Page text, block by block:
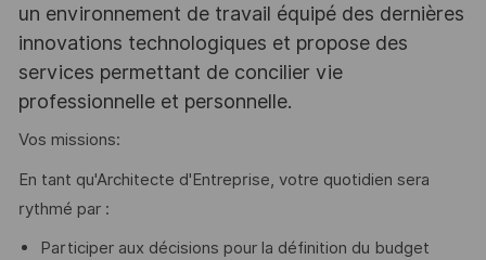
un environnement de travail équipé des dernières
innovations technologiques et propose des
services permettant de concilier vie
professionnelle et personnelle.
Vos missions:
En tant qu'Architecte d'Entreprise, votre quotidien sera
rythmé par :
Participer aux décisions pour la définition du budget